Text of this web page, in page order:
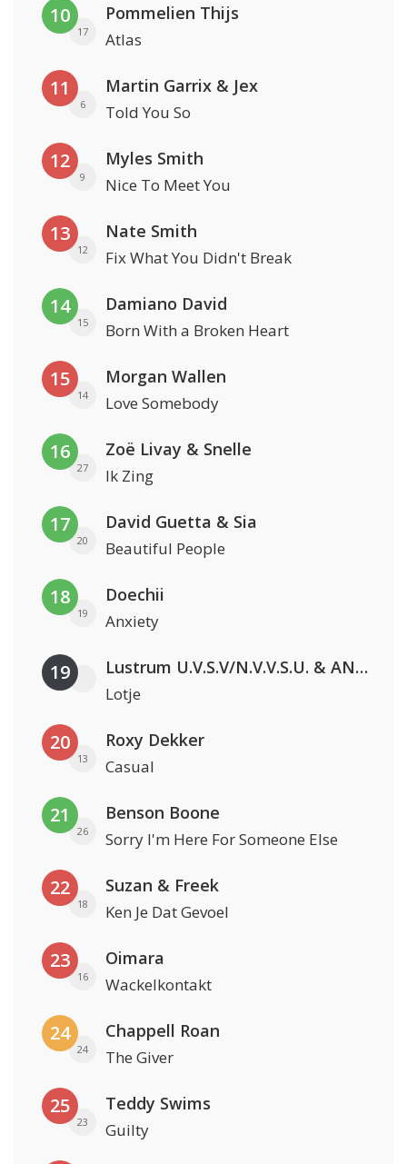
10
17
Pommelien Thijs
Atlas
11
6
Martin Garrix & Jex
Told You So
12
9
Myles Smith
Nice To Meet You
13
12
Nate Smith
Fix What You Didn't Break
14
15
Damiano David
Born With a Broken Heart
15
14
Morgan Wallen
Love Somebody
16
27
Zoë Livay & Snelle
Ik Zing
17
20
David Guetta & Sia
Beautiful People
18
19
Doechii
Anxiety
19 Lustrum U.V.S.V/N.V.V.S.U. & ANNO ONS & Jopke van Dobbenburgh & Roeland Beelen
Lotje
20
13
Roxy Dekker
Casual
21
26
Benson Boone
Sorry I'm Here For Someone Else
22
18
Suzan & Freek
Ken Je Dat Gevoel
23
16
Oimara
Wackelkontakt
24
24
Chappell Roan
The Giver
25
23
Teddy Swims
Guilty